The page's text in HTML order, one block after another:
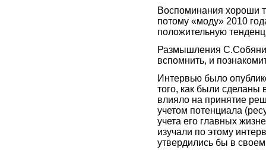
Воспоминания хороши
потому «моду» 2010
положительную
Размышления
вспомнить, и
Интервью было
того, как были
влияло на принятие
учетом потенциала
учета его главных
изучали по этому
утвердились бы в